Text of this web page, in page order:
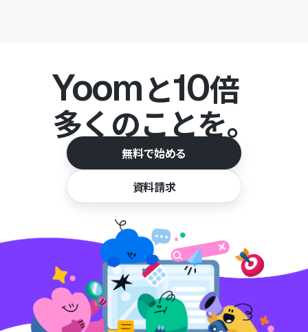
Yoomと10倍
多くのことを。
無料で始める
資料請求